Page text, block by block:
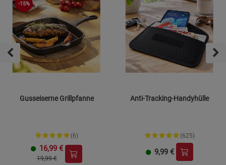
-15%
Gusseiserne Grillpfanne
(6)
16,99 €
19,99 €
Anti-Tracking-Handyhülle
(625)
9,99 €